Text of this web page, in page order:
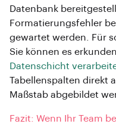
Datenbank
Formatierungsfehler
gewartet werden. Für
Sie können es erkunden
Datenschicht
Tabellenspalten direkt
Maßstab abgebildet
Fazit: Wenn Ihr Team